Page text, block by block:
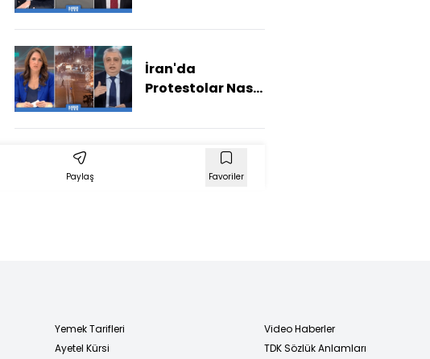
Bölgedeki Riskler
İran'da
Protestolar Nasıl
Paylaş Favoriler
Yemek Tarifleri
Ayetel Kürsi
Video Haberler
TDK Sözlük Anlamları